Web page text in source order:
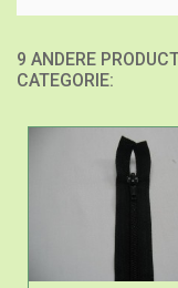
9 ANDERE
CATEGORIE: